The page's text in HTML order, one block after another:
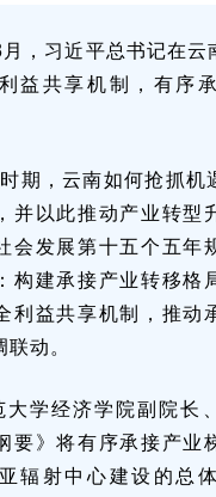
，习近平总书记在云
益共享机制，有序
时期，云南如何抢抓机
并以此推动产业转型
会发展第十五个五年
构建承接产业转移格
利益共享机制，推动
动。
大学经济学院副院长‌
要》将有序承接产业
辐射中心建设的总